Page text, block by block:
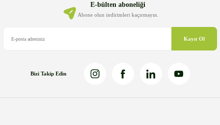
E-bülten aboneliği
Abone olun indirimleri kaçırmayın.
Kayıt Ol
Bizi Takip Edin